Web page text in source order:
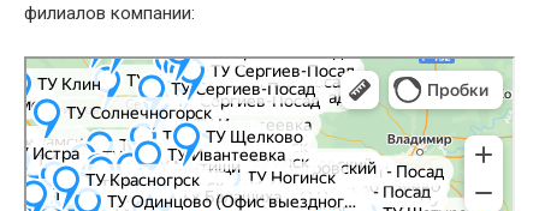
филиалов компании:
Яндекс.Карты
Карта Москвы с улицами и номерами домов онлайн — Яндекс.Карты